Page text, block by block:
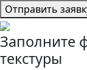
Отправить
Заполните
текстуры